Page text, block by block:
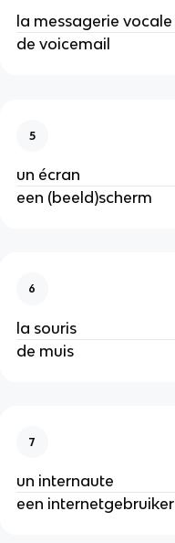
la messagerie vocale
de voicemail
5
un écran
een (beeld)scherm
6
la souris
de muis
7
un internaute
een internetgebruiker